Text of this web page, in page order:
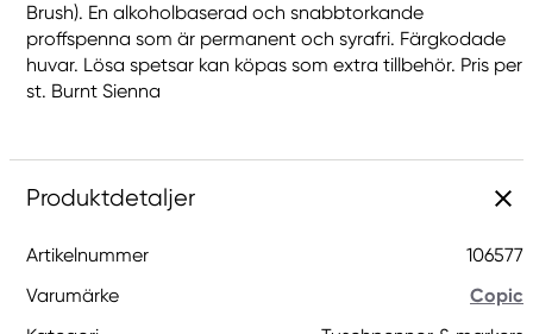
Brush). En alkoholbaserad och snabbtorkande
proffspenna som är permanent och syrafri. Färgkodade
huvar. Lösa spetsar kan köpas som extra tillbehör. Pris per
st. Burnt Sienna
Produktdetaljer
Artikelnummer
106577
Varumärke
Copic